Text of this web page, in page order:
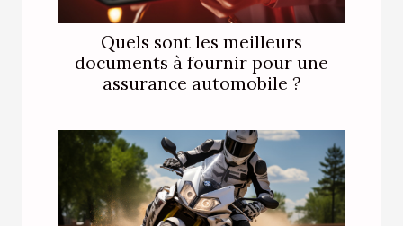
Quels sont les meilleurs
documents à fournir pour une
assurance automobile ?